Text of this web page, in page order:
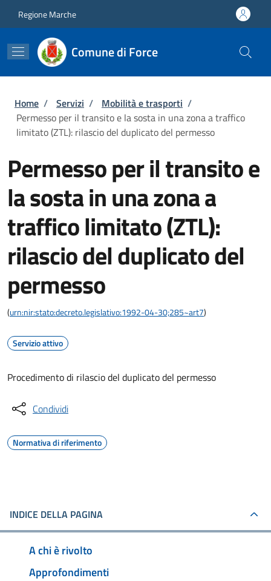
Regione Marche
Comune di Force
Briciole di pane
Home / Servizi / Mobilità e trasporti /
Permesso per il transito e la sosta in una zona a traffico
limitato (ZTL): rilascio del duplicato del permesso
Permesso per il transito e
la sosta in una zona a
traffico limitato (ZTL):
rilascio del duplicato del
permesso
(urn:nir:stato:decreto.legislativo:1992-04-30;285~art7)
Servizio attivo
Procedimento di rilascio del duplicato del permesso
Condividi
Normativa di riferimento
INDICE DELLA PAGINA
A chi è rivolto
Approfondimenti